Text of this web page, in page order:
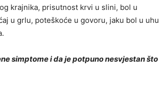
krajnika, prisutnost krvi u slini, bol u
u grlu, poteškoće u govoru, jaku bol u uhu
simptome i da je potpuno nesvjestan što